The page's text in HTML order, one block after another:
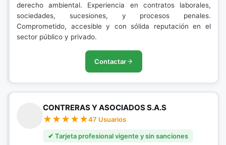
derecho ambiental. Experiencia en contratos laborales,
sociedades, sucesiones, y procesos penales.
Comprometido, accesible y con sólida reputación en el
sector público y privado.
Contactar
CONTRERAS Y ASOCIADOS S.A.S
47 Usuarios
✔ Tarjeta profesional vigente y sin sanciones